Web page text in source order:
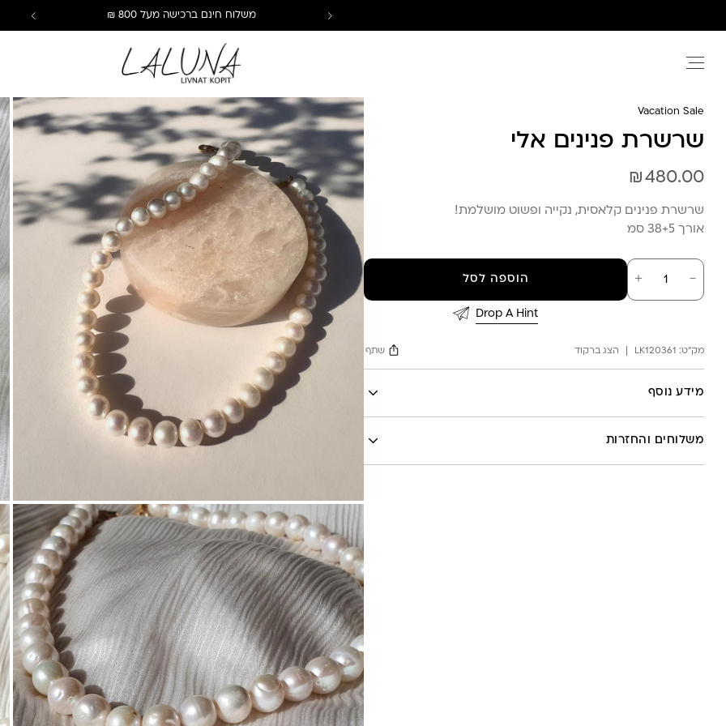
משלוח חינם ברכישה מעל 800 ₪
Vacation Sale
שרשרת פנינים אלי
₪480.00
שרשרת פנינים קלאסית, נקייה ופשוט מושלמת!
אורך 38+5 סמ
－
כמות
של
שרשרת
＋ הוספה לסל
Drop A Hint
מק"ט: LK120361 הצג ברקוד שתף
מידע נוסף
משלוחים והחזרות